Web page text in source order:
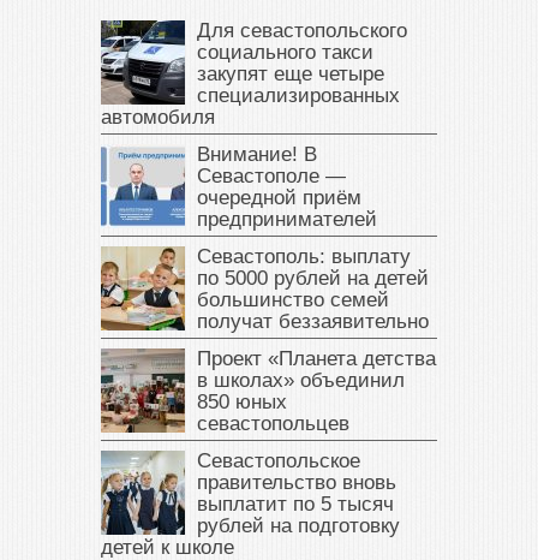
Для севастопольского
социального такси
закупят еще четыре
специализированных
автомобиля
Внимание! В
Севастополе —
очередной приём
предпринимателей
Севастополь: выплату
по 5000 рублей на детей
большинство семей
получат беззаявительно
Проект «Планета детства
в школах» объединил
850 юных
севастопольцев
Севастопольское
правительство вновь
выплатит по 5 тысяч
рублей на подготовку
детей к школе